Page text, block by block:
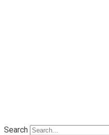
Search